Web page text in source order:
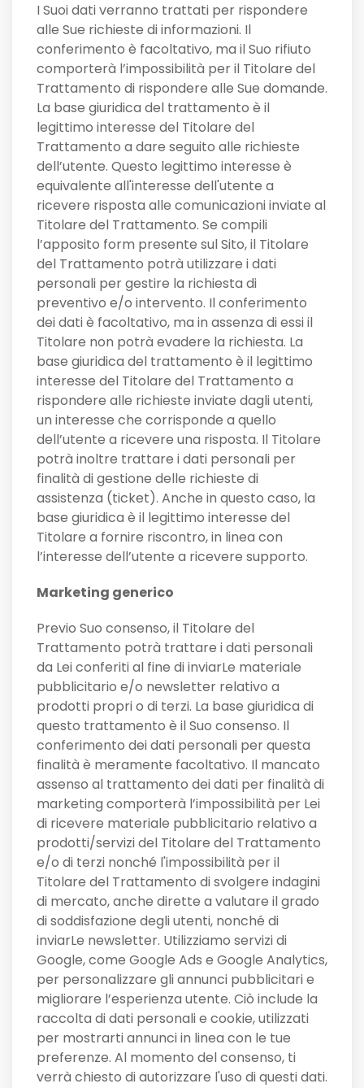
I Suoi dati verranno trattati per rispondere
alle Sue richieste di informazioni. Il
conferimento è facoltativo, ma il Suo rifiuto
comporterà l’impossibilità per il Titolare del
Trattamento di rispondere alle Sue domande.
La base giuridica del trattamento è il
legittimo interesse del Titolare del
Trattamento a dare seguito alle richieste
dell’utente. Questo legittimo interesse è
equivalente all'interesse dell'utente a
ricevere risposta alle comunicazioni inviate al
Titolare del Trattamento. Se compili
l’apposito form presente sul Sito, il Titolare
del Trattamento potrà utilizzare i dati
personali per gestire la richiesta di
preventivo e/o intervento. Il conferimento
dei dati è facoltativo, ma in assenza di essi il
Titolare non potrà evadere la richiesta. La
base giuridica del trattamento è il legittimo
interesse del Titolare del Trattamento a
rispondere alle richieste inviate dagli utenti,
un interesse che corrisponde a quello
dell’utente a ricevere una risposta. Il Titolare
potrà inoltre trattare i dati personali per
finalità di gestione delle richieste di
assistenza (ticket). Anche in questo caso, la
base giuridica è il legittimo interesse del
Titolare a fornire riscontro, in linea con
l’interesse dell’utente a ricevere supporto.
Marketing generico
Previo Suo consenso, il Titolare del
Trattamento potrà trattare i dati personali
da Lei conferiti al fine di inviarLe materiale
pubblicitario e/o newsletter relativo a
prodotti propri o di terzi. La base giuridica di
questo trattamento è il Suo consenso. Il
conferimento dei dati personali per questa
finalità è meramente facoltativo. Il mancato
assenso al trattamento dei dati per finalità di
marketing comporterà l’impossibilità per Lei
di ricevere materiale pubblicitario relativo a
prodotti/servizi del Titolare del Trattamento
e/o di terzi nonché l'impossibilità per il
Titolare del Trattamento di svolgere indagini
di mercato, anche dirette a valutare il grado
di soddisfazione degli utenti, nonché di
inviarLe newsletter. Utilizziamo servizi di
Google, come Google Ads e Google Analytics,
per personalizzare gli annunci pubblicitari e
migliorare l’esperienza utente. Ciò include la
raccolta di dati personali e cookie, utilizzati
per mostrarti annunci in linea con le tue
preferenze. Al momento del consenso, ti
verrà chiesto di autorizzare l'uso di questi dati.